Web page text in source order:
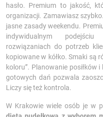
hasło. Premium to jakość,
organizacji. Zamawiasz
jasne zasady weekendu.
indywidualnym
rozwiązaniach do potrzeb
kopiowane w kółko. Smaki są
koloru”. Planowanie
gotowych dań pozwala
Liczy się też kontrola.
W Krakowie wiele osób je w